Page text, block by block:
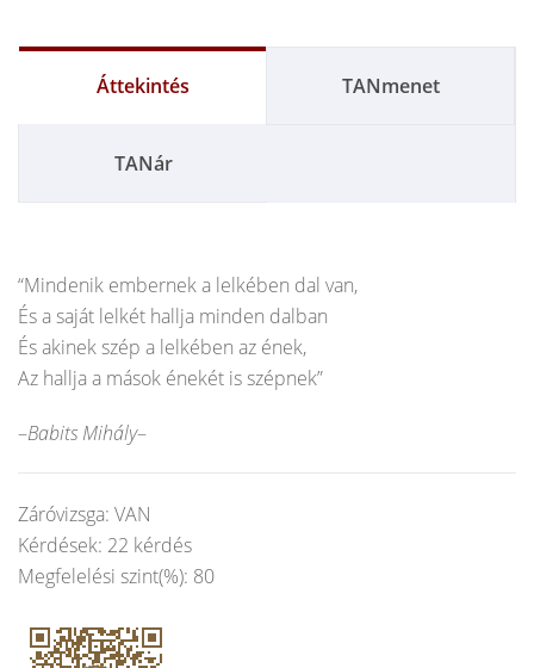
Áttekintés TANmenet
TANár
“Mindenik embernek a lelkében dal van,
És a saját lelkét hallja minden dalban
És akinek szép a lelkében az ének,
Az hallja a mások énekét is szépnek”
–Babits Mihály–
Záróvizsga: VAN
Kérdések: 22 kérdés
Megfelelési szint(%): 80